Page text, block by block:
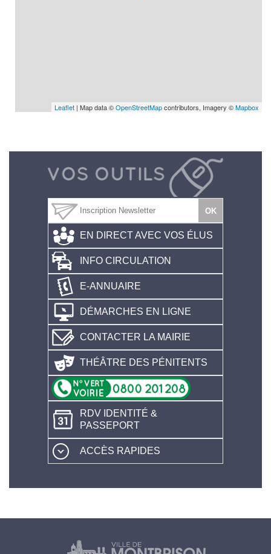
Leaflet | Map data ©OpenStreetMapcontributors, Imagery ©Mapbox
EN DIRECT AVEC VOS ÉLUS
INFO CIRCULATION
E-ANNUAIRE
DÉMARCHES EN LIGNE
CONTACTER LA MAIRIE
THÉÂTRE DES PÉNITENTS
RDV IDENTITÉ &
PASSEPORT
ACCÈS RAPIDES